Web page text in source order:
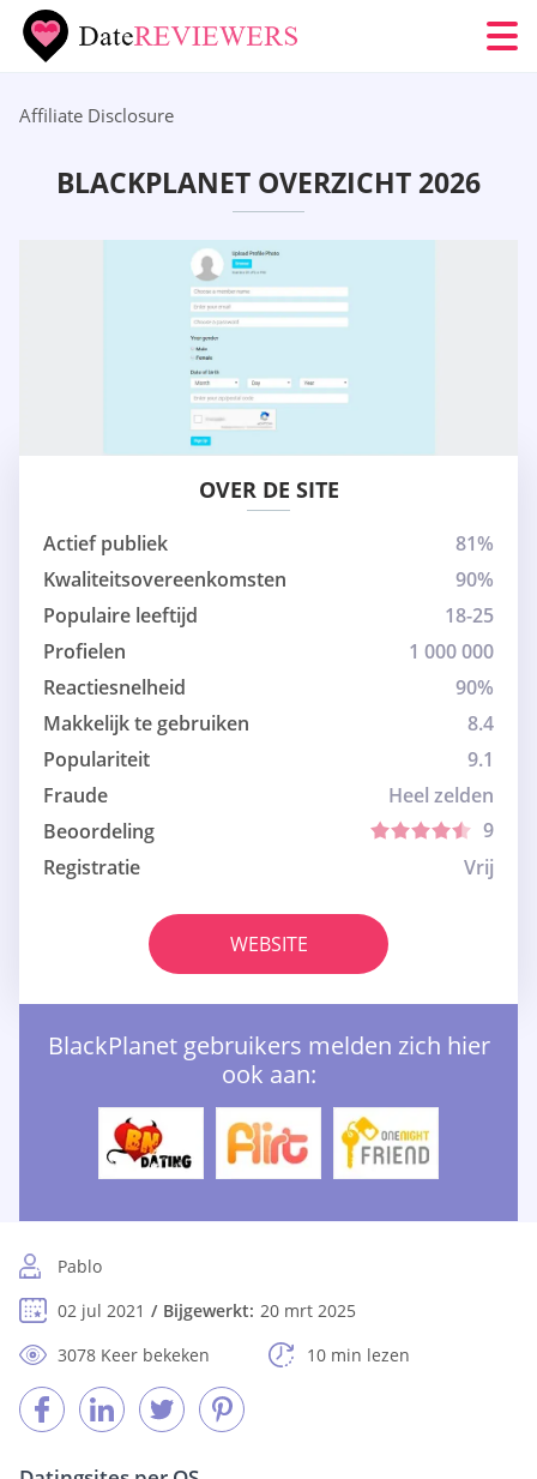
Affiliate Disclosure
BLACKPLANET OVERZICHT 2026
OVER DE SITE
Actief publiek
81%
Kwaliteitsovereenkomsten
90%
Populaire leeftijd
18-25
Profielen
1 000 000
Reactiesnelheid
90%
Makkelijk te gebruiken
8.4
Populariteit
9.1
Fraude
Heel zelden
Beoordeling
9
Registratie
Vrij
WEBSITE
BlackPlanet gebruikers melden zich hier
ook aan:
Pablo
02 jul 2021
Bijgewerkt: 20 mrt 2025
3078 Keer bekeken
10 min lezen